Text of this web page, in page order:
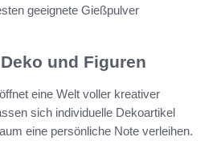
geeignete Gießpulver
und Figuren
eine Welt voller kreativer
sich individuelle Dekoartikel
eine persönliche Note verleihen.